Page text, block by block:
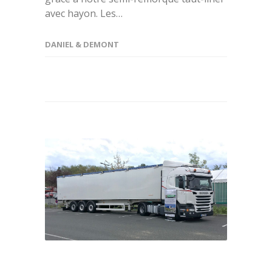
avec hayon. Les…
DANIEL & DEMONT